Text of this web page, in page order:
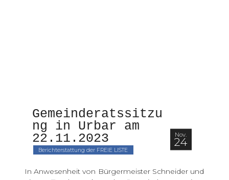
Gemeinderatssitzu
ng in Urbar am
22.11.2023
Berichterstattung der FREIE LISTE
Nov.
24
In Anwesenheit von Bürgermeister Schneider und